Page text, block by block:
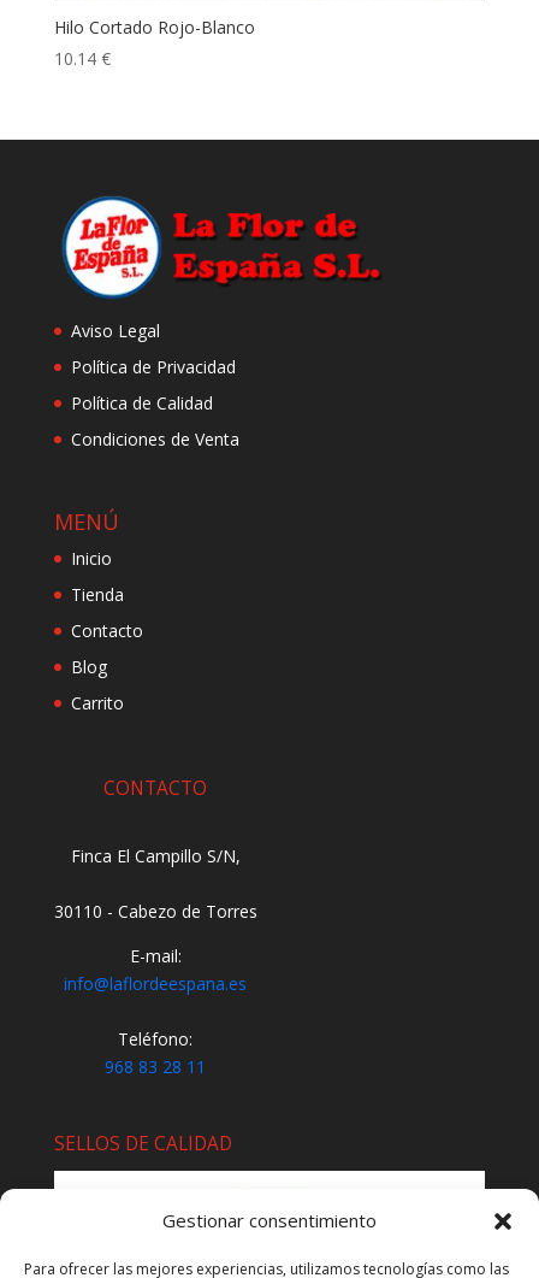
Gestionar consentimiento
Para ofrecer las mejores experiencias, utilizamos tecnologías como las
Hilo Cortado Rojo-Blanco
10.14 €
Aviso Legal
Política de Privacidad
Política de Calidad
Condiciones de Venta
MENÚ
Inicio
Tienda
Contacto
Blog
Carrito
CONTACTO
Finca El Campillo S/N,
30110 - Cabezo de Torres
E-mail:
info@laflordeespana.es
Teléfono:
968 83 28 11
SELLOS DE CALIDAD